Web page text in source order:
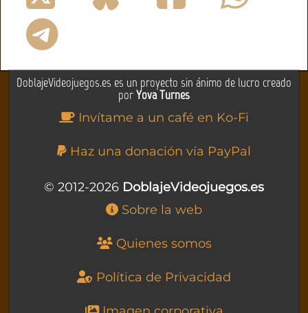
DoblajeVideojuegos.es es un proyecto sin ánimo de lucro creado
porYova Turnes
Invítame a un café en Ko-Fi
Haz una donación vía PayPal
© 2012-2026 DoblajeVideojuegos.es
Sobre la web
Quienes somos
Política de Privacidad